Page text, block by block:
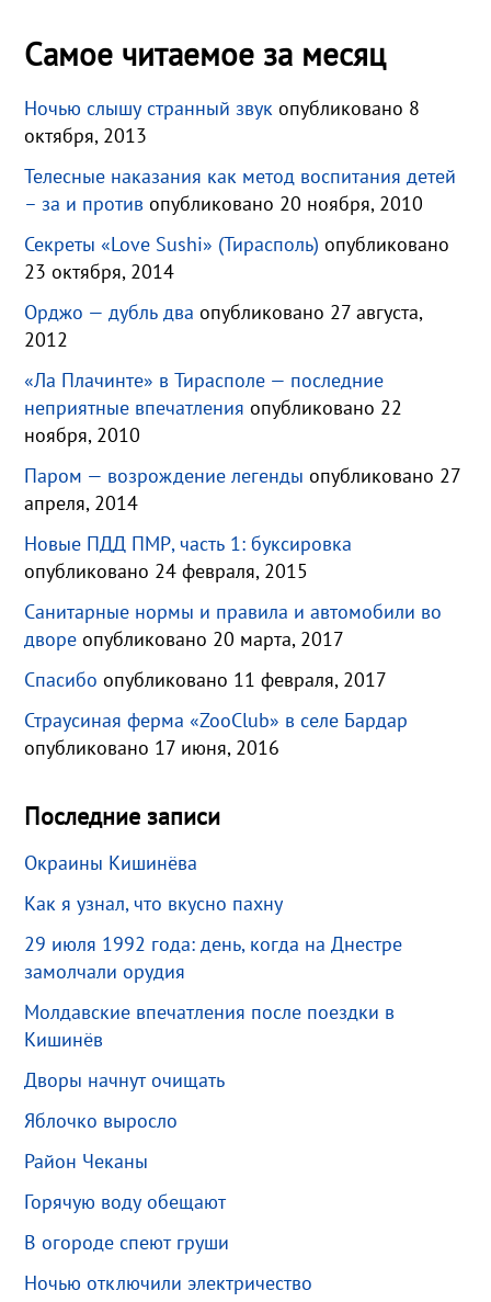
Самое читаемое за месяц
Ночью слышу странный звук опубликовано 8
октября, 2013
Телесные наказания как метод воспитания детей
– за и против опубликовано 20 ноября, 2010
Секреты «Love Sushi» (Тирасполь) опубликовано
23 октября, 2014
Орджо — дубль два опубликовано 27 августа,
2012
«Ла Плачинте» в Тирасполе — последние
неприятные впечатления опубликовано 22
ноября, 2010
Паром — возрождение легенды опубликовано 27
апреля, 2014
Новые ПДД ПМР, часть 1: буксировка
опубликовано 24 февраля, 2015
Санитарные нормы и правила и автомобили во
дворе опубликовано 20 марта, 2017
Спасибо опубликовано 11 февраля, 2017
Страусиная ферма «ZooClub» в селе Бардар
опубликовано 17 июня, 2016
Последние записи
Окраины Кишинёва
Как я узнал, что вкусно пахну
29 июля 1992 года: день, когда на Днестре
замолчали орудия
Молдавские впечатления после поездки в
Кишинёв
Дворы начнут очищать
Яблочко выросло
Район Чеканы
Горячую воду обещают
В огороде спеют груши
Ночью отключили электричество